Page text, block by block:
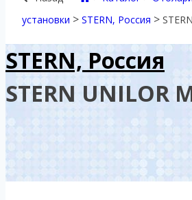
установки > STERN, Россия >
STERN, Россия
STERN UNILOR